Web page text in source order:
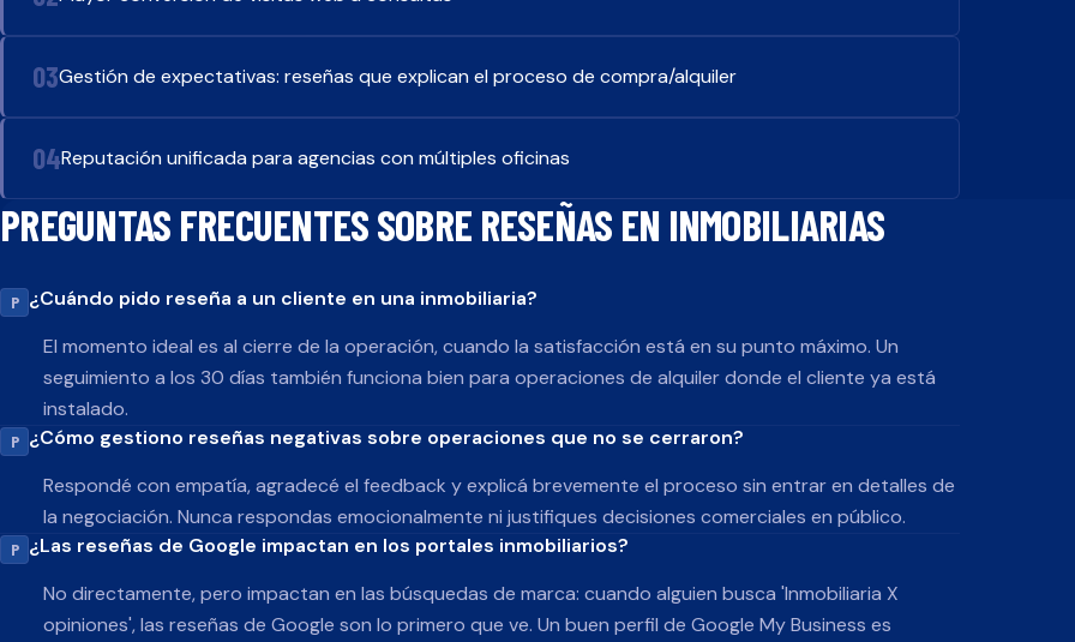
Gestión de expectativas: reseñas que explican el proceso de compra/alquiler
Reputación unificada para agencias con múltiples oficinas
PREGUNTAS FRECUENTES SOBRE RESEÑAS EN INMOBILIARIAS
¿Cuándo pido reseña a un cliente en una inmobiliaria?
El momento ideal es al cierre de la operación, cuando la satisfacción está en su punto máximo. Un
seguimiento a los 30 días también funciona bien para operaciones de alquiler donde el cliente ya está
instalado.
¿Cómo gestiono reseñas negativas sobre operaciones que no se cerraron?
Respondé con empatía, agradecé el feedback y explicá brevemente el proceso sin entrar en detalles de
la negociación. Nunca respondas emocionalmente ni justifiques decisiones comerciales en público.
¿Las reseñas de Google impactan en los portales inmobiliarios?
No directamente, pero impactan en las búsquedas de marca: cuando alguien busca 'Inmobiliaria X
opiniones', las reseñas de Google son lo primero que ve. Un buen perfil de Google My Business es